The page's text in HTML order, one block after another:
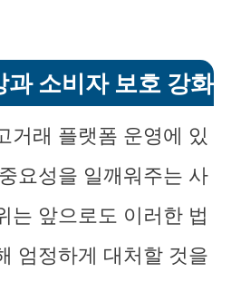
과 소비자 보호 강화
거래 플랫폼 운영에 있
요성을 일깨워주는 사
는 앞으로도 이러한 법
엄정하게 대처할 것을